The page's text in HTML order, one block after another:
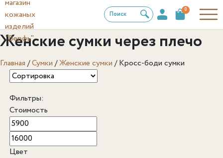
Поиск
0
Женские сумки через плечо
Главная /Сумки /Женские сумки /Кросс-боди сумки
Фильтры:
Стоимость
Цвет